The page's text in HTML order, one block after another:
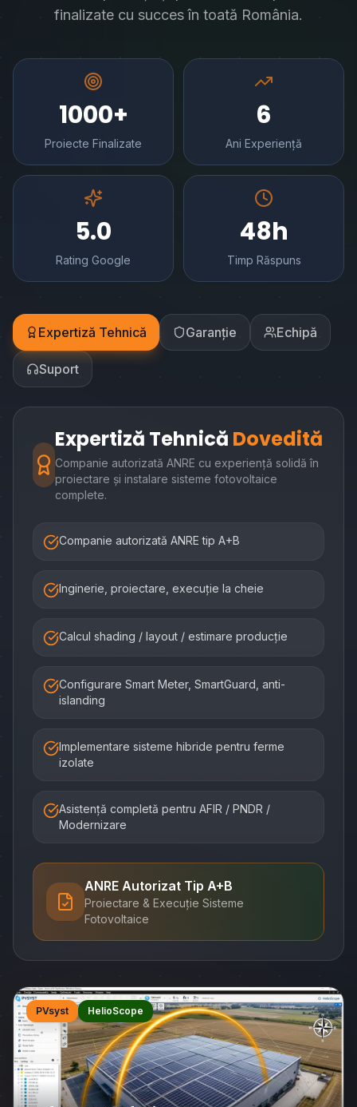
finalizate cu succes în toată România.
1000+
Proiecte Finalizate
6
Ani Experiență
5.0
Rating Google
48h
Timp Răspuns
Expertiză Tehnică Garanție Echipă
Suport
Expertiză Tehnică Dovedită
Companie autorizată ANRE cu experiență solidă în
proiectare și instalare sisteme fotovoltaice
complete.
Companie autorizată ANRE tip A+B
Inginerie, proiectare, execuție la cheie
Calcul shading / layout / estimare producție
Configurare Smart Meter, SmartGuard, anti-
islanding
Implementare sisteme hibride pentru ferme
izolate
Asistență completă pentru AFIR / PNDR /
Modernizare
ANRE Autorizat Tip A+B
Proiectare & Execuție Sisteme
Fotovoltaice
PVsyst HelioScope